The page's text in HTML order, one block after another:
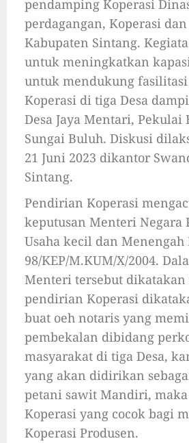
pendamping Koperasi
perdagangan, Koperasi
Kabupaten Sintang.
untuk meningkatkan
untuk mendukung
Koperasi di tiga Desa
Desa Jaya Mentari, Pekulai
Sungai Buluh. Diskusi
21 Juni 2023 dikantor
Sintang.
Pendirian Koperasi
keputusan Menteri Negara
Usaha kecil dan Menengah
98/KEP/M.KUM/X/2004.
Menteri tersebut dikatakan
pendirian Koperasi
buat oeh notaris yang
pembekalan dibidang
masyarakat di tiga Desa,
yang akan didirikan
petani sawit Mandiri,
Koperasi yang cocok bagi
Koperasi Produsen.